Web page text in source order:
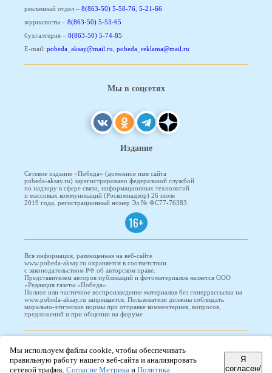
рекламный отдел – 8(863-50) 5-58-76, 5-21-66
журналисты – 8(863-50) 5-53-65
бухгалтерия – 8(863-50) 5-74-85
E-mail: pobeda_aksay@mail.ru, pobeda_reklama@mail.ru
Мы в соцсетях
Издание
Сетевое издание «Победа» (доменное имя сайта
pobeda-aksay.ru) зарегистрировано федеральной службой
по надзору в сфере связи, информационных технологий
и массовых коммуникаций (Роскомнадзор) 26 июля
2019 года, регистрационный номер Эл № ФС77-76383
16+
Вся информация, размещенная на веб-сайте
www.pobeda-aksay.ru охраняется в соответствии
с законодательством РФ об авторском праве.
Представителем авторов публикаций и фотоматериалов является ООО
«Редакция газеты «Победа».
Полное или частичное воспроизведение материалов без гиперрассылки на
www.pobeda-aksay.ru запрещается. Пользователи должны соблюдать
морально-этические нормы при отправке комментариев, вопросов,
предложений и при общении на форуме
Мы используем файлы cookie, чтобы обеспечивать
правильную работу нашего веб-сайта и анализировать
сетевой трафик. Согласие Метрика и Политика
Я
согласен/